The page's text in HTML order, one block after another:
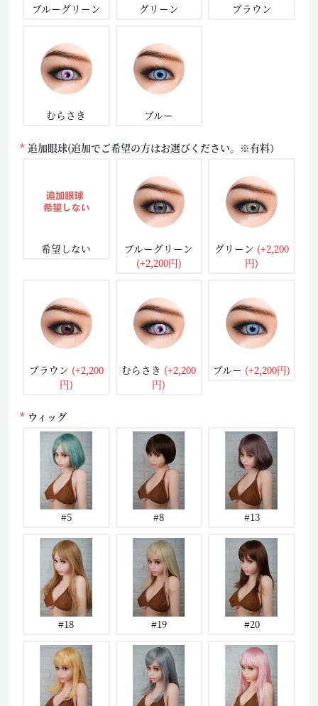
ブルーグリーン グリーン ブラウン
むらさき ブルー
追加眼球(追加でご希望の方はお選びください。※有料）
希望しない
ブルーグリーン
(+2,200円)
グリーン (+2,200
円)
ブラウン (+2,200
円)
むらさき (+2,200
円)
ブルー (+2,200円)
ウィッグ
#5 #8 #13
#18 #19 #20